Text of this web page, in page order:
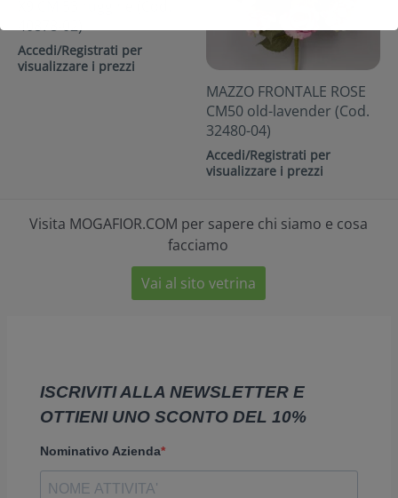
MAZZO FRONTALE ROSE
CM50 old-lavender (Cod.
32480-04)
Accedi/Registrati per
visualizzare i prezzi
40878-02)
Accedi/Registrati per
visualizzare i prezzi
Visita MOGAFIOR.COM per sapere chi siamo e cosa
facciamo
Vai al sito vetrina